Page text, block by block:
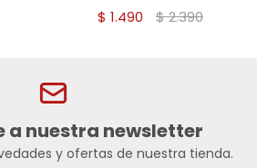
$ 1.490 $2.390
a nuestra newsletter
y ofertas de nuestra tienda.